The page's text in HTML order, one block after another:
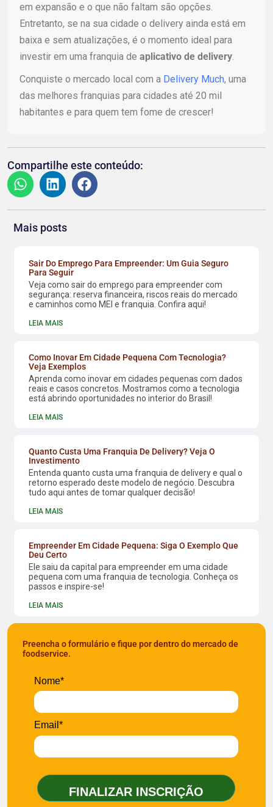
em expansão e o que não faltam são opções.
Entretanto, se na sua cidade o delivery ainda está em
baixa e sem atualizações, é o momento ideal para
investir em uma franquia de aplicativo de delivery
Conquiste o mercado local com a Delivery Much, uma
das melhores franquias para cidades até 20 mil
habitantes e para quem tem fome de crescer!
Compartilhe este conteúdo:
Mais posts
Sair Do Emprego Para Empreender: Um Guia Seguro
Para Seguir
Veja como sair do emprego para empreender com
segurança: reserva financeira, riscos reais do mercado
e caminhos como MEI e franquia. Confira aqui!
LEIA MAIS
Como Inovar Em Cidade Pequena Com Tecnologia?
Veja Exemplos
Aprenda como inovar em cidades pequenas com dados
reais e casos concretos. Mostramos como a tecnologia
está abrindo oportunidades no interior do Brasil!
LEIA MAIS
Quanto Custa Uma Franquia De Delivery? Veja O
Investimento
Entenda quanto custa uma franquia de delivery e qual o
retorno esperado deste modelo de negócio. Descubra
tudo aqui antes de tomar qualquer decisão!
LEIA MAIS
Empreender Em Cidade Pequena: Siga O Exemplo Que
Deu Certo
Ele saiu da capital para empreender em uma cidade
pequena com uma franquia de tecnologia. Conheça os
passos e inspire-se!
LEIA MAIS
Preencha o formulário e fique por dentro do mercado de
foodservice.
Nome*
Email*
FINALIZAR INSCRIÇÃO